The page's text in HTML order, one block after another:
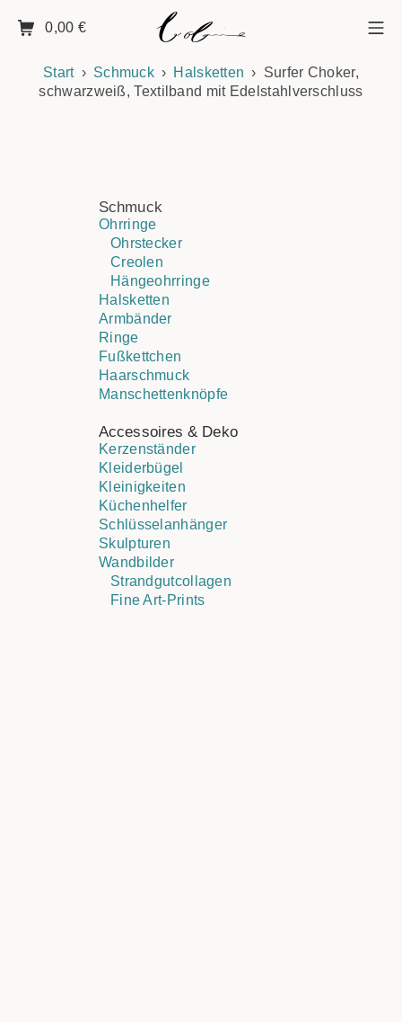
0,00 €
Start Schmuck Halsketten
Surfer Choker,
schwarzweiß, Textilband mit Edelstahlverschluss
Schmuck
Ohrringe
Ohrstecker
Creolen
Hängeohrringe
Halsketten
Armbänder
Ringe
Fußkettchen
Haarschmuck
Manschettenknöpfe
Accessoires & Deko
Kerzenständer
Kleiderbügel
Kleinigkeiten
Küchenhelfer
Schlüsselanhänger
Skulpturen
Wandbilder
Strandgutcollagen
Fine Art-Prints